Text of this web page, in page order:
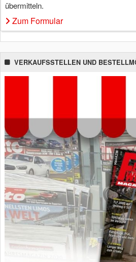
übermitteln.
Zum Formular
VERKAUFSSTELLEN UND